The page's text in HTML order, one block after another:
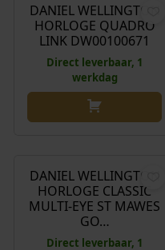
DANIEL WELLINGTON
HORLOGE QUADRO
LINK DW00100671
Direct leverbaar, 1
werkdag
DANIEL WELLINGTON
HORLOGE CLASSIC
MULTI-EYE ST MAWES
GO…
Direct leverbaar, 1